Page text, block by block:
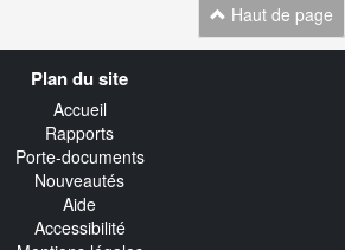
Haut de page
Plan du site
Accueil
Rapports
Porte-documents
Nouveautés
Aide
Accessibilité